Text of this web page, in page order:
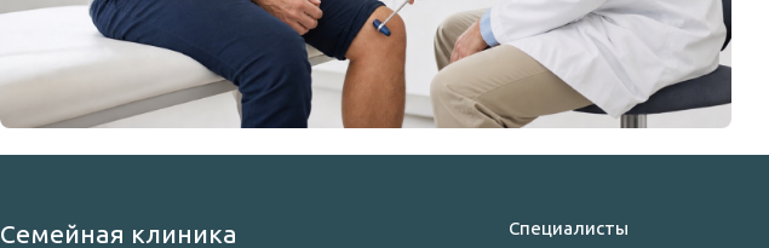
Семейная клиника
Специалисты